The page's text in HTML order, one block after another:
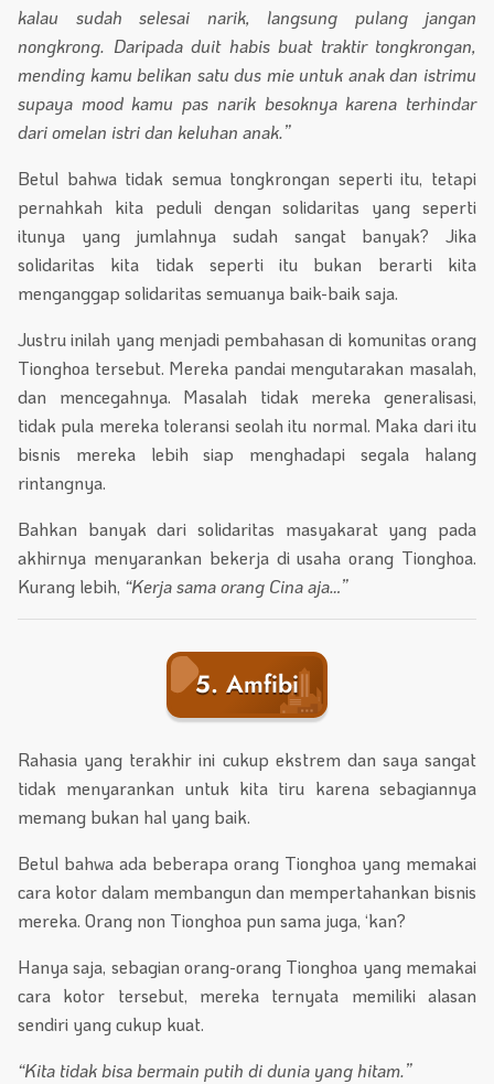
kalau sudah selesai narik, langsung pulang jangan
nongkrong. Daripada duit habis buat traktir tongkrongan,
mending kamu belikan satu dus mie untuk anak dan istrimu
supaya mood kamu pas narik besoknya karena terhindar
dari omelan istri dan keluhan anak.”
Betul bahwa tidak semua tongkrongan seperti itu, tetapi
pernahkah kita peduli dengan solidaritas yang seperti
itunya yang jumlahnya sudah sangat banyak? Jika
solidaritas kita tidak seperti itu bukan berarti kita
menganggap solidaritas semuanya baik-baik saja.
Justru inilah yang menjadi pembahasan di komunitas orang
Tionghoa tersebut. Mereka pandai mengutarakan masalah,
dan mencegahnya. Masalah tidak mereka generalisasi,
tidak pula mereka toleransi seolah itu normal. Maka dari itu
bisnis mereka lebih siap menghadapi segala halang
rintangnya.
Bahkan banyak dari solidaritas masyakarat yang pada
akhirnya menyarankan bekerja di usaha orang Tionghoa.
Kurang lebih, “Kerja sama orang Cina aja…”
5. Amfibi
Rahasia yang terakhir ini cukup ekstrem dan saya sangat
tidak menyarankan untuk kita tiru karena sebagiannya
memang bukan hal yang baik.
Betul bahwa ada beberapa orang Tionghoa yang memakai
cara kotor dalam membangun dan mempertahankan bisnis
mereka. Orang non Tionghoa pun sama juga, ‘kan?
Hanya saja, sebagian orang-orang Tionghoa yang memakai
cara kotor tersebut, mereka ternyata memiliki alasan
sendiri yang cukup kuat.
“Kita tidak bisa bermain putih di dunia yang hitam.”